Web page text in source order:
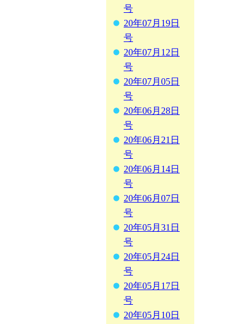
号
20年07月19日
号
20年07月12日
号
20年07月05日
号
20年06月28日
号
20年06月21日
号
20年06月14日
号
20年06月07日
号
20年05月31日
号
20年05月24日
号
20年05月17日
号
20年05月10日